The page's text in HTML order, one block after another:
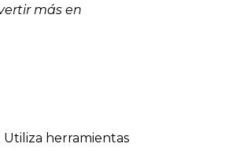
más en
Utiliza herramientas